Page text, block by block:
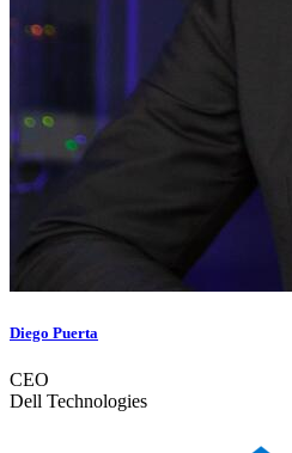
Diego Puerta
CEO
Dell Technologies